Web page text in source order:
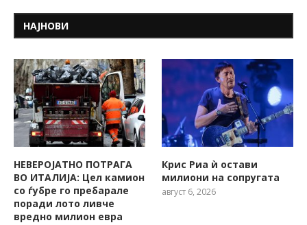
НАЈНОВИ
НЕВЕРОЈАТНО ПОТРАГА
ВО ИТАЛИЈА: Цел камион
со ѓубре го пребарале
поради лото ливче
вредно милион евра
Крис Риа ѝ остави
милиони на сопругата
август 6, 2026